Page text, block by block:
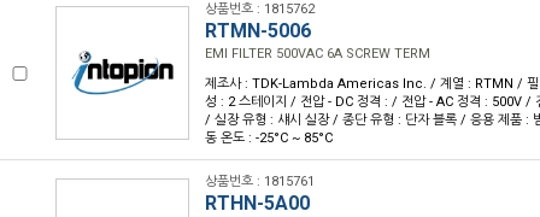
상품번호 : 1815762
RTMN-5006
EMI FILTER 500VAC 6A SCREW TERM
제조사 : TDK-Lambda Americas Inc. / 계열 : RTMN /
성 : 2 스테이지 / 전압 - DC 정격 : / 전압 - AC 정격 : 500V /
/ 실장 유형 : 섀시 실장 / 종단 유형 : 단자 블록 / 응용 제품 :
동 온도 : -25°C ~ 85°C
상품번호 : 1815761
RTHN-5A00